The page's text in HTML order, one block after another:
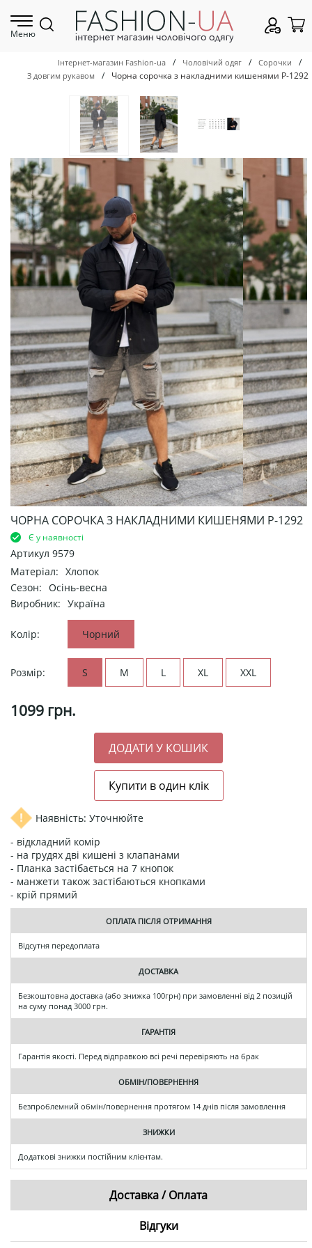
Меню
Інтернет-магазин Fashion-ua / Чоловічий одяг / Сорочки /
З довгим рукавом / Чорна сорочка з накладними кишенями Р-1292
ЧОРНА СОРОЧКА З НАКЛАДНИМИ КИШЕНЯМИ Р-1292
Є у наявності
Артикул 9579
Матеріал: Хлопок
Сезон: Осінь-весна
Виробник: Україна
Колір: Чорний
Розмір: S M L XL XXL
1099 грн.
Наявність: Уточнюйте
- відкладний комір
- на грудях дві кишені з клапанами
- Планка застібається на 7 кнопок
- манжети також застібаються кнопками
- крій прямий
ОПЛАТА ПІСЛЯ ОТРИМАННЯ
Відсутня передоплата
ДОСТАВКА
Безкоштовна доставка (або знижка 100грн) при замовленні від 2 позицій
на суму понад 3000 грн.
ГАРАНТІЯ
Гарантія якості. Перед відправкою всі речі перевіряють на брак
ОБМІН/ПОВЕРНЕННЯ
Безпроблемний обмін/повернення протягом 14 днів після замовлення
ЗНИЖКИ
Додаткові знижки постійним клієнтам.
Доставка / Оплата
Відгуки